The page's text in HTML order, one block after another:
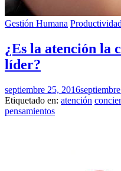
Gestión Humana Productividad
¿Es la atención la
líder?
septiembre 25, 2016
Etiquetado en: atención
pensamientos